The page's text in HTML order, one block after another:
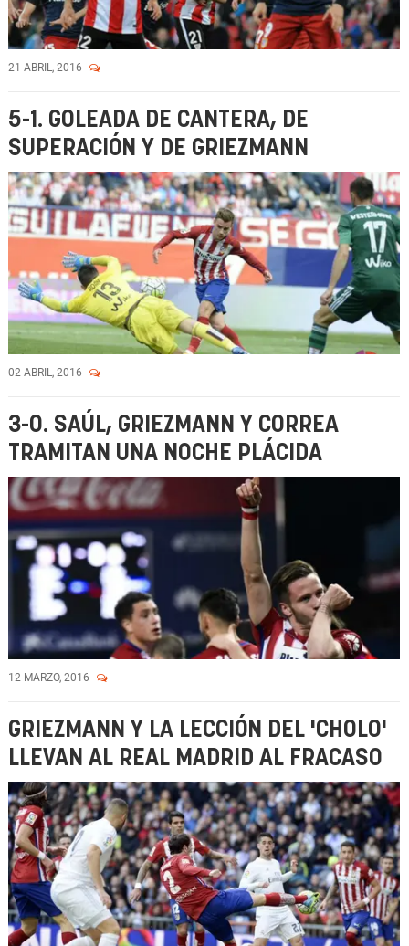
21 ABRIL, 2016
5-1. GOLEADA DE CANTERA, DE
SUPERACIÓN Y DE GRIEZMANN
02 ABRIL, 2016
3-0. SAÚL, GRIEZMANN Y CORREA
TRAMITAN UNA NOCHE PLÁCIDA
12 MARZO, 2016
GRIEZMANN Y LA LECCIÓN DEL 'CHOLO'
LLEVAN AL REAL MADRID AL FRACASO